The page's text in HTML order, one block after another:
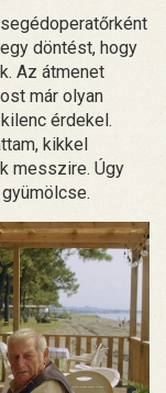
döntést, hogy
Az átmenet
már olyan
érdekel.
kikkel
messzire. Úgy